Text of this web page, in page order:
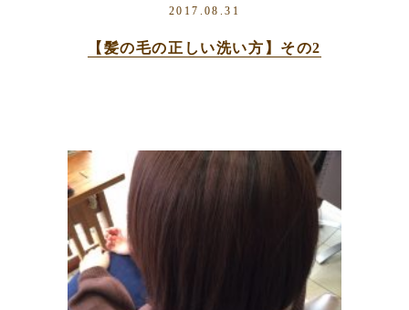
2017.08.31
【髪の毛の正しい洗い方】その2